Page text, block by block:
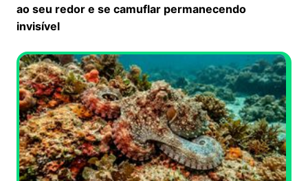
ao seu redor e se camuflar permanecendo
invisível